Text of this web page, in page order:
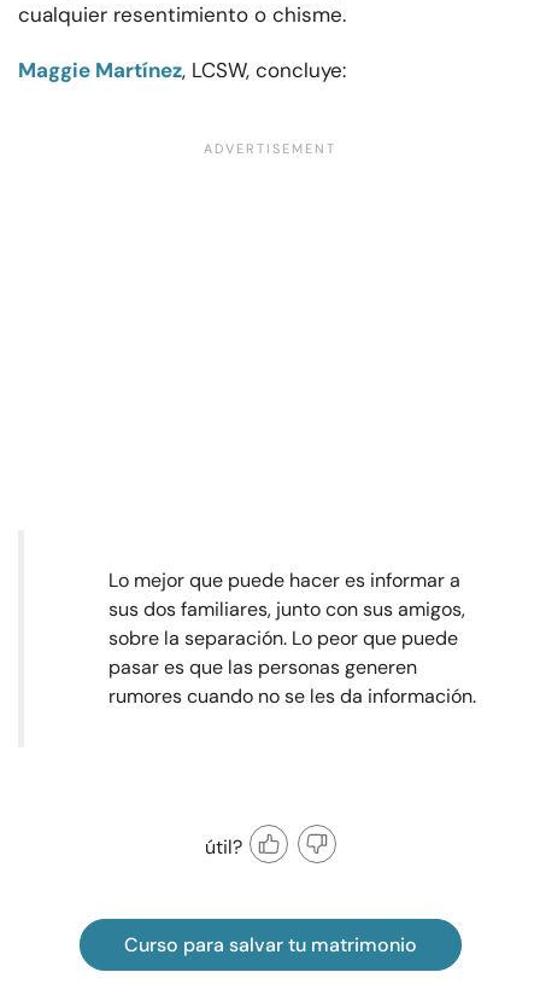
cualquier resentimiento o chisme.
Maggie Martínez, LCSW, concluye:
Lo mejor que puede hacer es informar a
sus dos familiares, junto con sus amigos,
sobre la separación. Lo peor que puede
pasar es que las personas generen
rumores cuando no se les da información.
útil?
Curso para salvar tu matrimonio